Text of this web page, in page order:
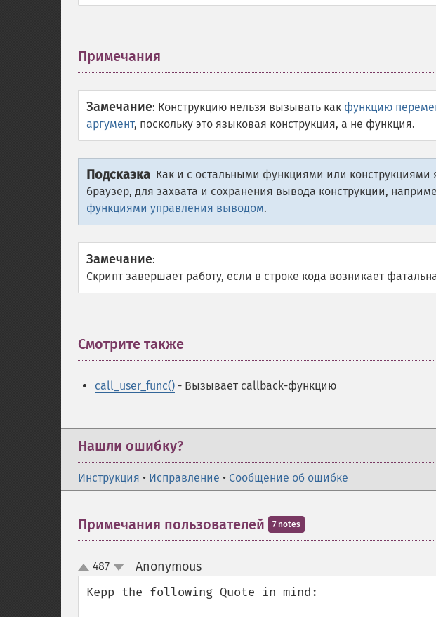
Примечания
Замечание: Конструкцию нельзя вызывать как функцию
аргумент, поскольку это языковая конструкция, а не функция.
Подсказка Как и с остальными функциями или конструкциями
браузер, для захвата и сохранения вывода конструкции,
функциями управления выводом.
Замечание:
Скрипт завершает работу, если в строке кода возникает
Смотрите также
call_user_func() - Вызывает callback-функцию
Нашли ошибку?
Инструкция • Исправление • Сообщение об ошибке
Примечания пользователей 7 notes
up
down
487 Anonymous¶
Kepp the following Quote in mind: